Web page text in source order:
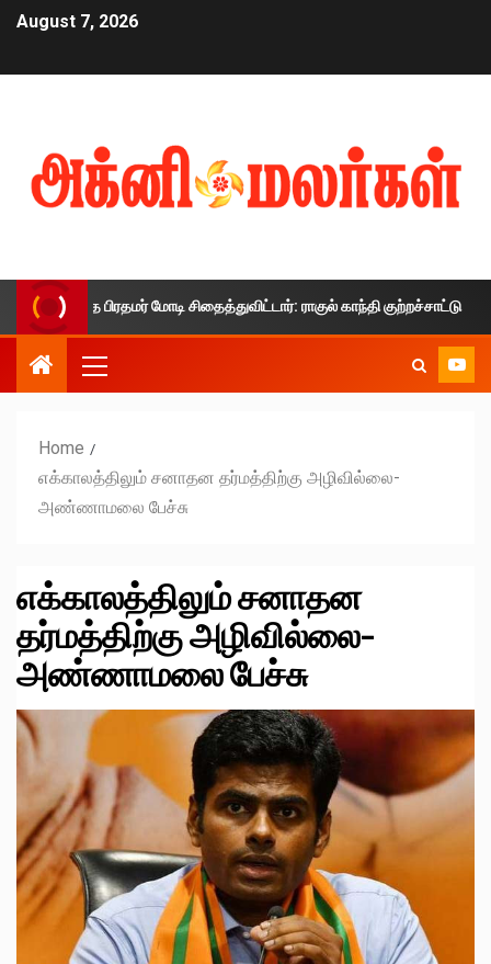
August 7, 2026
பிரதமர் மோடி சிதைத்துவிட்டார்: ராகுல் காந்தி குற்றச்சாட்டு
Home
எக்காலத்திலும் சனாதன தர்மத்திற்கு அழிவில்லை-
அண்ணாமலை பேச்சு
எக்காலத்திலும் சனாதன
தர்மத்திற்கு அழிவில்லை-
அண்ணாமலை பேச்சு